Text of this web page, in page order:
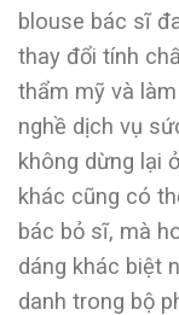
blouse bác sĩ
thay đổi tính
thẩm mỹ và
nghề dịch vụ
không dừng lại
khác cũng có
bác bỏ sĩ, mà
dáng khác biệt
danh trong bộ